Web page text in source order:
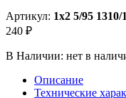
Артикул: 1x2 5/95
240 ₽
В Наличии: нет в
Описание
Технические